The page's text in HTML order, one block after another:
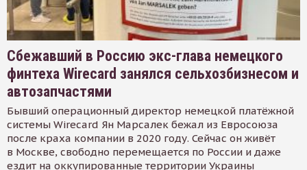
Сбежавший в Россию экс-глава немецкого
финтеха Wirecard занялся сельхозбизнесом и
автозапчастями
Бывший операционный директор немецкой платёжной
системы Wirecard Ян Марсалек бежал из Евросоюза
после краха компании в 2020 году. Сейчас он живёт
в Москве, свободно перемещается по России и даже
ездит на оккупированные территории Украины